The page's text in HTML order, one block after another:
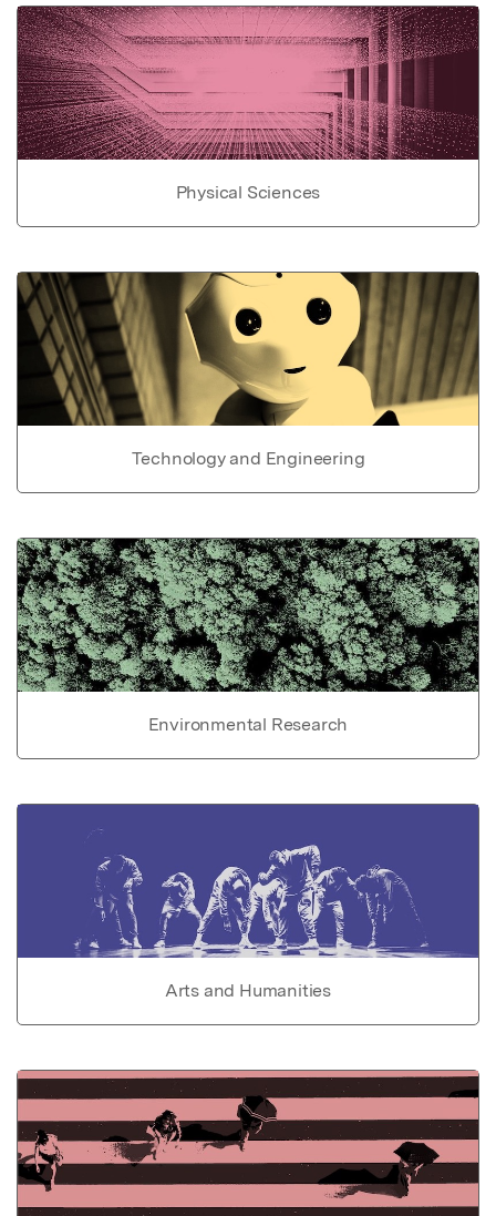
Physical Sciences
Technology and Engineering
Environmental Research
Arts and Humanities